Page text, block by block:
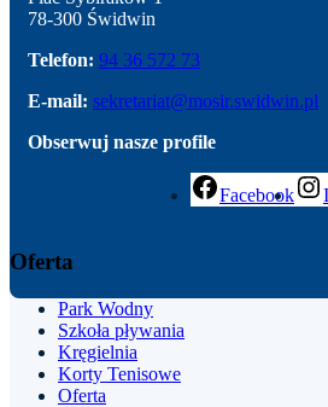
78-300 Świdwin
Telefon: 94 36 572 73
E-mail: sekretariat@mosir.swidwin.pl
Obserwuj nasze profile
Facebook
Oferta
Park Wodny
Szkoła pływania
Kręgielnia
Korty Tenisowe
Oferta